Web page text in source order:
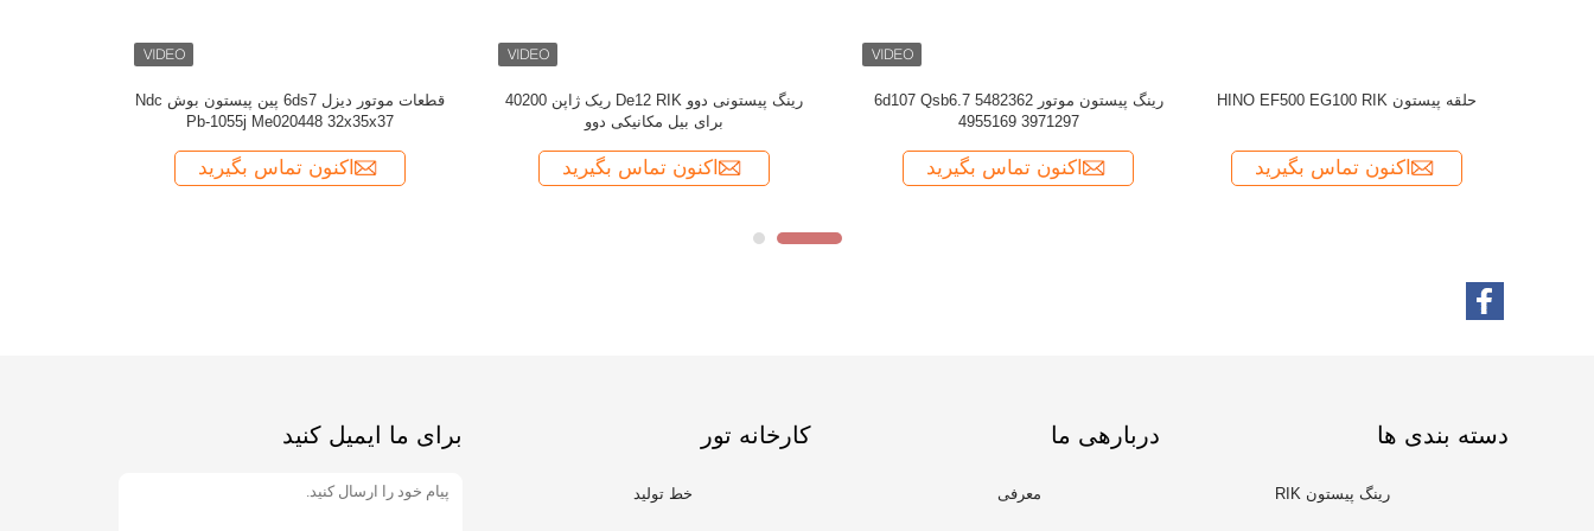
دسته بندی ها
رینگ پیستون RIK
دربارهی ما
معرفی
کارخانه تور
خط تولید
برای ما ایمیل کنید